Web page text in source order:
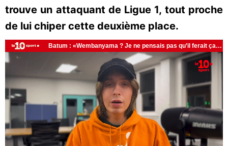
trouve un attaquant de Ligue 1, tout proche
de lui chiper cette deuxième place.